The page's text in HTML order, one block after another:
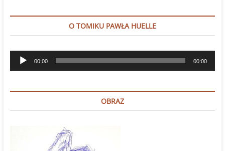
O TOMIKU PAWŁA HUELLE
Odtwarzacz
plików
00:00 00:00
OBRAZ